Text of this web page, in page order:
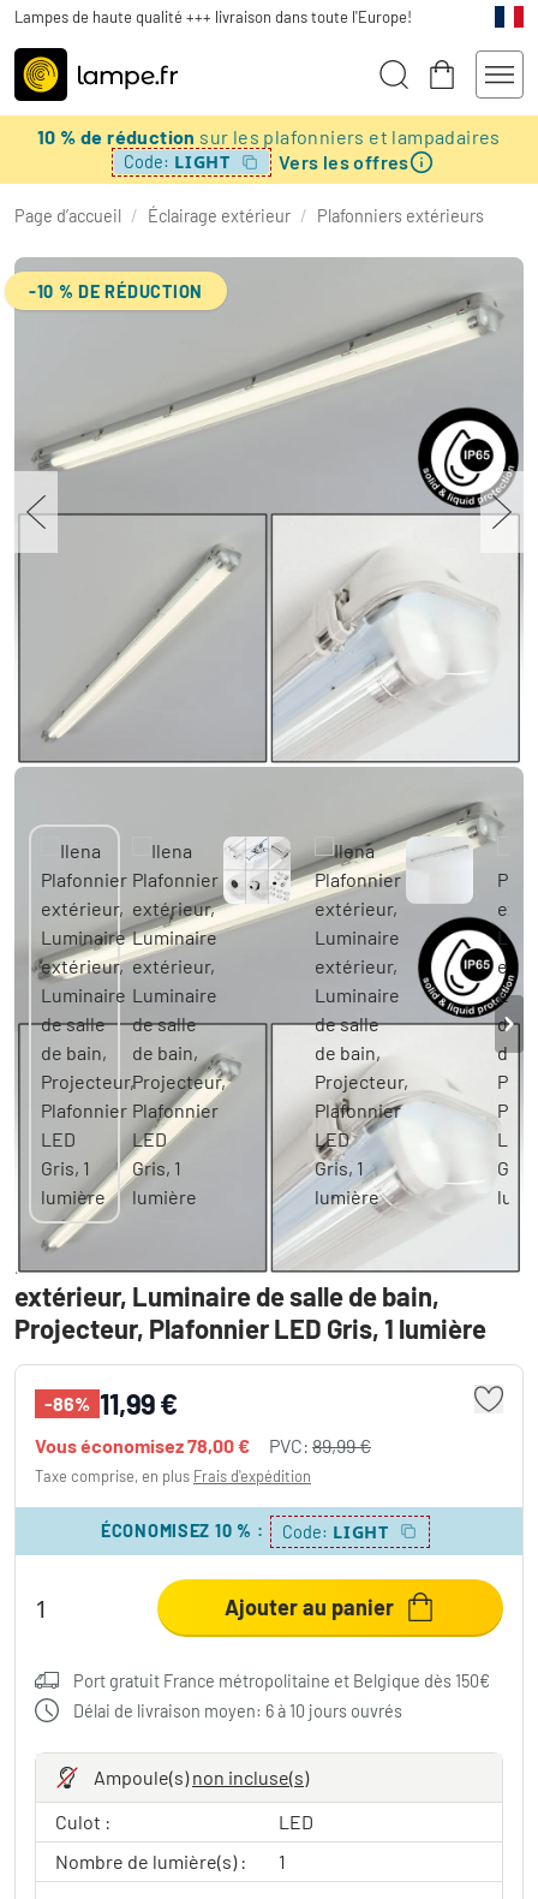
Lampes de haute qualité +++ livraison dans toute l'Europe!
10 % de réduction sur les plafonniers et lampadaires
Code: LIGHT Vers les offres
Page d’accueil / Éclairage extérieur / Plafonniers extérieurs
-10 % DE RÉDUCTION
Ilena Plafonnier extérieur, Luminaire
extérieur, Luminaire de salle de bain,
Projecteur, Plafonnier LED Gris, 1 lumière
-86% 11,99 €
Vous économisez78,00 € PVC: 89,99 €
Taxe comprise, en plus Frais d'expédition
ÉCONOMISEZ 10 % : Code: LIGHT
Ajouter au panier
Port gratuit France métropolitaine et Belgique dès 150€
Délai de livraison moyen: 6 à 10 jours ouvrés
Ampoule(s)non incluse(s)
Culot :
LED
Nombre de lumière(s) :
1